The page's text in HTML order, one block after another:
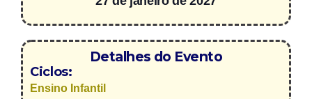
Detalhes do Evento
Ciclos:
Ensino Infantil